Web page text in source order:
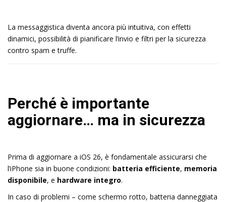
La messaggistica diventa ancora più intuitiva, con effetti
dinamici, possibilità di pianificare l’invio e filtri per la sicurezza
contro spam e truffe.
Perché è importante
aggiornare… ma in sicurezza
Prima di aggiornare a iOS 26, è fondamentale assicurarsi che
l’iPhone sia in buone condizioni: batteria efficiente, memoria
disponibile, e hardware integro.
In caso di problemi – come schermo rotto, batteria danneggiata